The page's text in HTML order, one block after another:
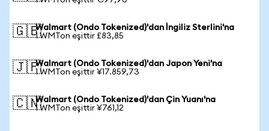
🇬🇧Walmart (Ondo Tokenized)'dan İngiliz Sterlini'na
1 WMTon eşittir £83,85
🇯🇵Walmart (Ondo Tokenized)'dan Japon Yeni'na
1 WMTon eşittir ¥17.859,73
🇨🇳Walmart (Ondo Tokenized)'dan Çin Yuanı'na
1 WMTon eşittir ¥761,12